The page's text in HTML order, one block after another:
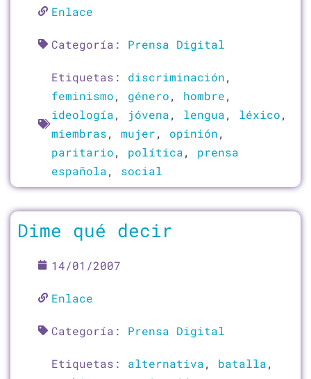
Enlace
Categoría: Prensa Digital
Etiquetas: discriminación,
feminismo, género, hombre,
ideología, jóvena, lengua, léxico,
miembras, mujer, opinión,
paritario, política, prensa
española, social
Dime qué decir
14/01/2007
Enlace
Categoría: Prensa Digital
Etiquetas: alternativa, batalla,